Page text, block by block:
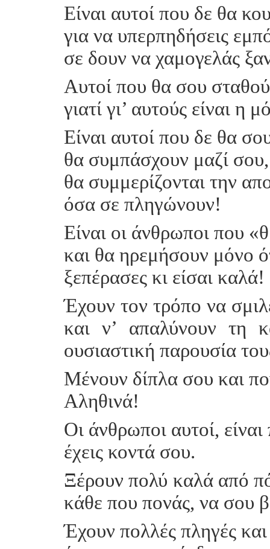
Είναι αυτοί που δε θα
για να υπερπηδήσεις
σε δουν να χαμογελάς
Αυτοί που θα σου
γιατί γι’ αυτούς είναι η
Είναι αυτοί που δε θα
θα συμπάσχουν μαζί
θα συμμερίζονται την
όσα σε πληγώνουν!
Είναι οι άνθρωποι που
και θα ηρεμήσουν μόνο
ξεπέρασες κι είσαι καλά!
Έχουν τον τρόπο να
και ν’ απαλύνουν τη
ουσιαστική παρουσία
Μένουν δίπλα σου και
Αληθινά!
Οι άνθρωποι αυτοί,
έχεις κοντά σου.
Ξέρουν πολύ καλά από
κάθε που πονάς, να σου
Έχουν πολλές πληγές